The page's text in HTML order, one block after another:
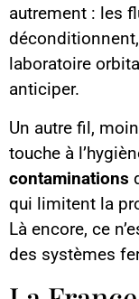
autrement : les
laboratoire
anticiper.
Un autre fil,
touche à
contaminations
qui limitent la
Là encore, ce
des systèmes